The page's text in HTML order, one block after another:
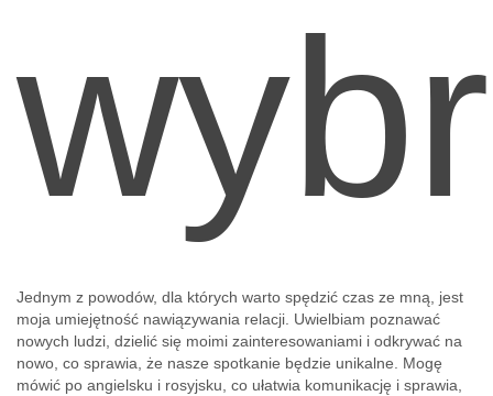
Jednym z powodów, dla których warto spędzić czas ze mną, jest
moja umiejętność nawiązywania relacji. Uwielbiam poznawać
nowych ludzi, dzielić się moimi zainteresowaniami i odkrywać na
nowo, co sprawia, że nasze spotkanie będzie unikalne. Mogę
mówić po angielsku i rosyjsku, co ułatwia komunikację i sprawia,